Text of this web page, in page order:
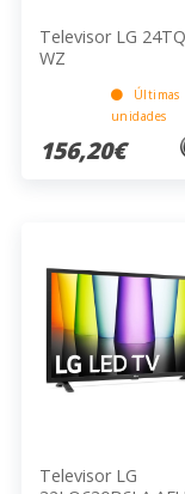
Televisor LG
WZ
Últimas
unidades
156,20€
Televisor LG